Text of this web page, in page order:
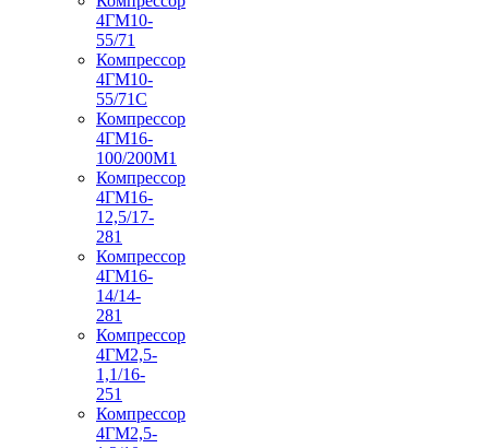
4ГМ10-
55/71
Компрессор
4ГМ10-
55/71С
Компрессор
4ГМ16-
100/200М1
Компрессор
4ГМ16-
12,5/17-
281
Компрессор
4ГМ16-
14/14-
281
Компрессор
4ГМ2,5-
1,1/16-
251
Компрессор
4ГМ2,5-